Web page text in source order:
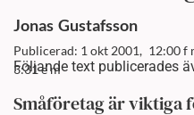
Jonas Gustafsson
Publicerad: 1 okt 2001, 12:00 f
3:31 e m
Följande text publicerades
Småföretag är viktiga